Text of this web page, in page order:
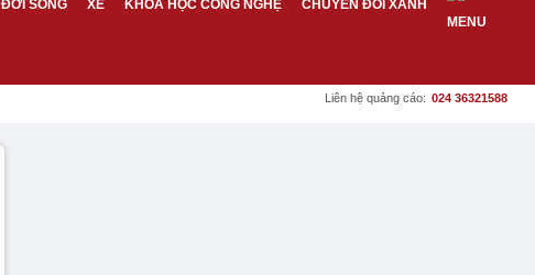
ĐỜI SỐNG XE KHOA HỌC CÔNG NGHỆ CHUYỂN ĐỔI XANH
Liên hệ quảng cáo: 024 36321588